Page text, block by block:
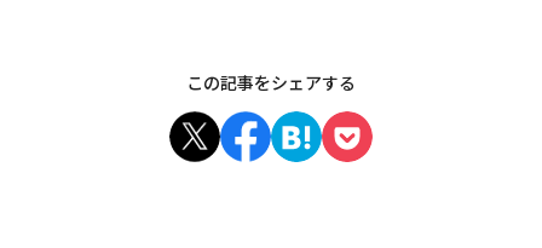
この記事をシェアする